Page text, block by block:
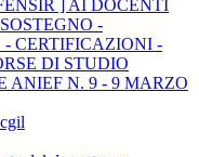
] AI DOCENTI
-
CERTIFICAZIONI -
DI STUDIO
ANIEF N. 9 - 9 MARZO